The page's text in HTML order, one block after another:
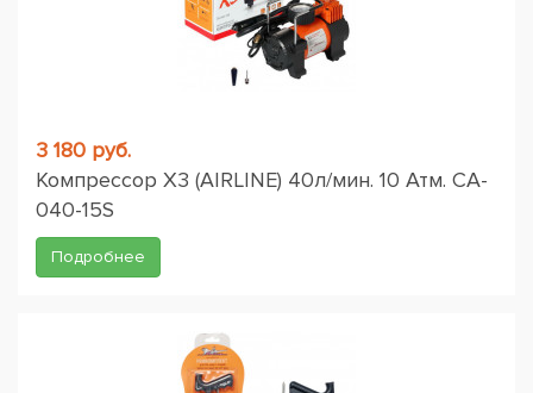
3 180 руб.
Компрессор X3 (AIRLINE) 40л/мин. 10 Атм. CA-
040-15S
Подробнее